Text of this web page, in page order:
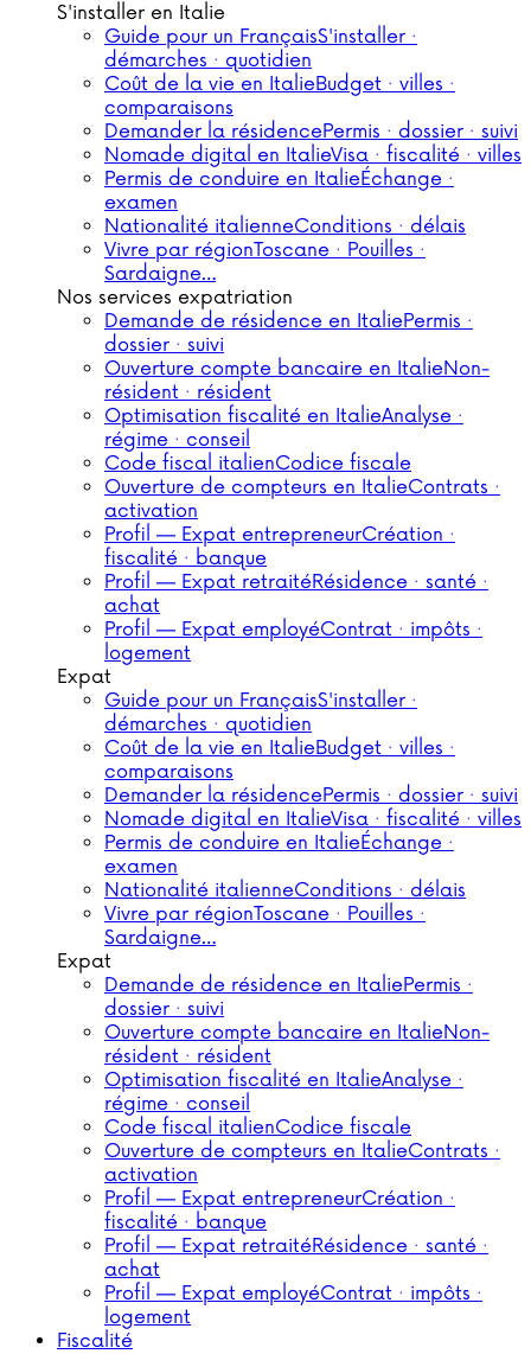
S'installer en Italie
Guide pour un FrançaisS'installer ·
démarches · quotidien
Coût de la vie en ItalieBudget · villes ·
comparaisons
Demander la résidencePermis · dossier · suivi
Nomade digital en ItalieVisa · fiscalité · villes
Permis de conduire en ItalieÉchange ·
examen
Nationalité italienneConditions · délais
Vivre par régionToscane · Pouilles ·
Sardaigne…
Nos services expatriation
Demande de résidence en ItaliePermis ·
dossier · suivi
Ouverture compte bancaire en ItalieNon-
résident · résident
Optimisation fiscalité en ItalieAnalyse ·
régime · conseil
Code fiscal italienCodice fiscale
Ouverture de compteurs en ItalieContrats ·
activation
Profil — Expat entrepreneurCréation ·
fiscalité · banque
Profil — Expat retraitéRésidence · santé ·
achat
Profil — Expat employéContrat · impôts ·
logement
Expat
Guide pour un FrançaisS'installer ·
démarches · quotidien
Coût de la vie en ItalieBudget · villes ·
comparaisons
Demander la résidencePermis · dossier · suivi
Nomade digital en ItalieVisa · fiscalité · villes
Permis de conduire en ItalieÉchange ·
examen
Nationalité italienneConditions · délais
Vivre par régionToscane · Pouilles ·
Sardaigne…
Expat
Demande de résidence en ItaliePermis ·
dossier · suivi
Ouverture compte bancaire en ItalieNon-
résident · résident
Optimisation fiscalité en ItalieAnalyse ·
régime · conseil
Code fiscal italienCodice fiscale
Ouverture de compteurs en ItalieContrats ·
activation
Profil — Expat entrepreneurCréation ·
fiscalité · banque
Profil — Expat retraitéRésidence · santé ·
achat
Profil — Expat employéContrat · impôts ·
logement
Fiscalité